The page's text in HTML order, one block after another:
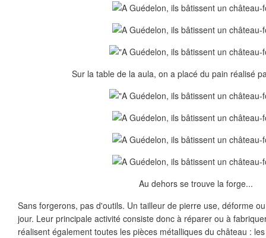
Sur la table de la aula, on a placé du pain réalisé
Au dehors se trouve la forge...
Sans forgerons, pas d'outils. Un tailleur de pierre use, déforme
jour. Leur principale activité consiste donc à réparer ou à
réalisent également toutes les pièces métalliques du château :